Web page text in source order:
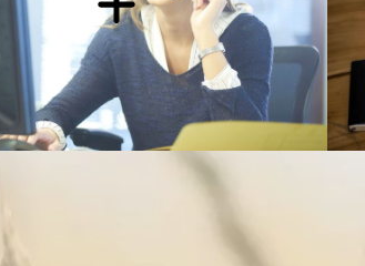
13°C
13°C